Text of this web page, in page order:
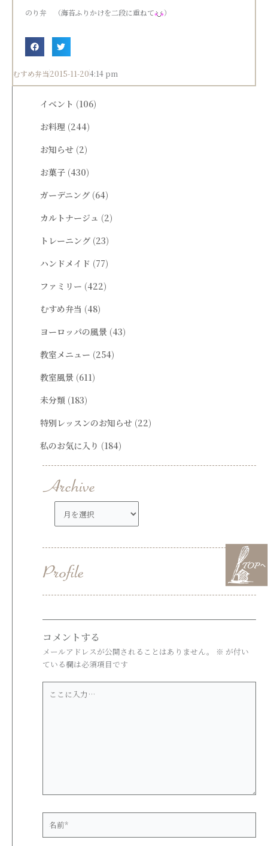
のり弁 （海苔ふりかけを二段に重ねて ）
むすめ弁当2015-11-204:14 pm
イベント (106)
お料理 (244)
お知らせ (2)
お菓子 (430)
ガーデニング (64)
カルトナージュ (2)
トレーニング (23)
ハンドメイド (77)
ファミリー (422)
むすめ弁当 (48)
ヨーロッパの風景 (43)
教室メニュー (254)
教室風景 (611)
未分類 (183)
特別レッスンのお知らせ (22)
私のお気に入り (184)
カ
ブ
コメントする
メールアドレスが公開されることはありません。 ※ が付い
ている欄は必須項目です
前